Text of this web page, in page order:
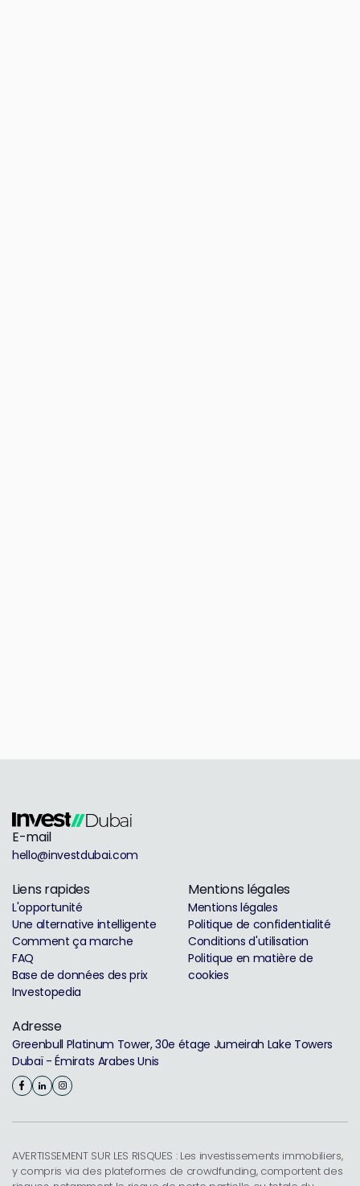
E-mail
hello@investdubai.com
Liens rapides
L'opportunité
Une alternative intelligente
Comment ça marche
FAQ
Base de données des prix
Investopedia
Mentions légales
Mentions légales
Politique de confidentialité
Conditions d'utilisation
Politique en matière de
cookies
Adresse
Greenbull Platinum Tower, 30e étage Jumeirah Lake Towers
Dubaï - Émirats Arabes Unis
AVERTISSEMENT SUR LES RISQUES : Les investissements immobiliers,
y compris via des plateformes de crowdfunding, comportent des